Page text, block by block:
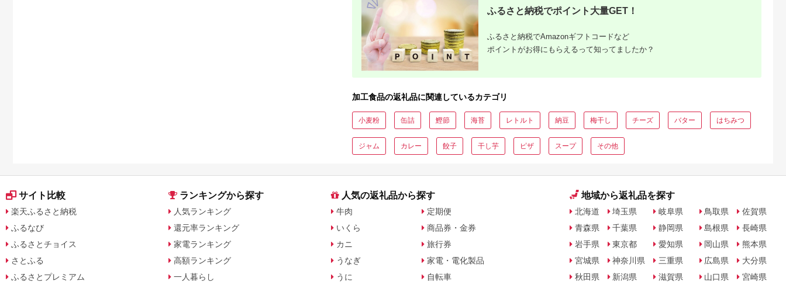
ふるさと納税でポイント大量GET！
ふるさと納税でAmazonギフトコードなど
ポイントがお得にもらえるって知ってましたか？
加工食品の返礼品に関連しているカテゴリ
小麦粉 缶詰 鰹節 海苔 レトルト 納豆 梅干し チーズ バター はちみつ
ジャム カレー 餃子 干し芋 ピザ スープ その他
サイト比較
楽天ふるさと納税
ふるなび
ふるさとチョイス
さとふる
ふるさとプレミアム
ランキングから探す
人気ランキング
還元率ランキング
家電ランキング
高額ランキング
一人暮らし
人気の返礼品から探す
牛肉
いくら
カニ
うなぎ
うに
定期便
商品券・金券
旅行券
家電・電化製品
自転車
地域から返礼品を探す
北海道
青森県
岩手県
宮城県
秋田県
埼玉県
千葉県
東京都
神奈川県
新潟県
岐阜県
静岡県
愛知県
三重県
滋賀県
鳥取県
島根県
岡山県
広島県
山口県
佐賀県
長崎県
熊本県
大分県
宮崎県